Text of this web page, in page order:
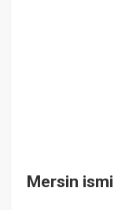
Mersin ismi